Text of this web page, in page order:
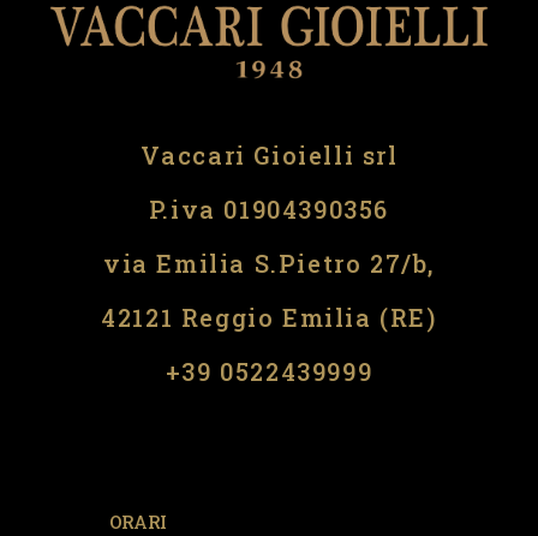
Vaccari Gioielli srl
P.iva 01904390356
via Emilia S.Pietro 27/b,
42121 Reggio Emilia (RE)
​​+39 0522439999
ORARI